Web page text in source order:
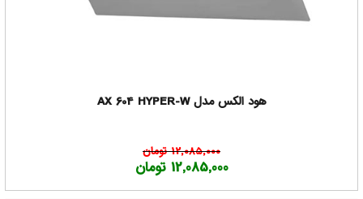
هود الکس مدل AX 604 HYPER-W
12,085,000 تومان
12,085,000 تومان